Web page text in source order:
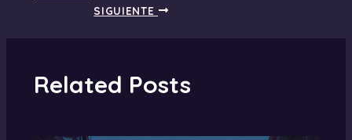
SIGUIENTE
Related Posts